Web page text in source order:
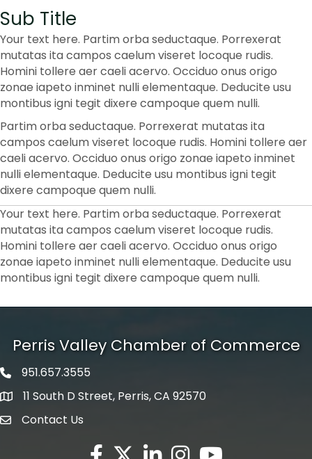
Sub Title
Your text here. Partim orba seductaque. Porrexerat
mutatas ita campos caelum viseret locoque rudis.
Homini tollere aer caeli acervo. Occiduo onus origo
zonae iapeto inminet nulli elementaque. Deducite usu
montibus igni tegit dixere campoque quem nulli.
Partim orba seductaque. Porrexerat mutatas ita
campos caelum viseret locoque rudis. Homini tollere aer
caeli acervo. Occiduo onus origo zonae iapeto inminet
nulli elementaque. Deducite usu montibus igni tegit
dixere campoque quem nulli.
Your text here. Partim orba seductaque. Porrexerat
mutatas ita campos caelum viseret locoque rudis.
Homini tollere aer caeli acervo. Occiduo onus origo
zonae iapeto inminet nulli elementaque. Deducite usu
montibus igni tegit dixere campoque quem nulli.
Perris Valley Chamber of Commerce
Phone icon
951.657.3555
map icon
11 South D Street, Perris, CA 92570
envelope icon
Contact Us
Facebook
Twitter X icon
LinkedInInstagram
YouTube